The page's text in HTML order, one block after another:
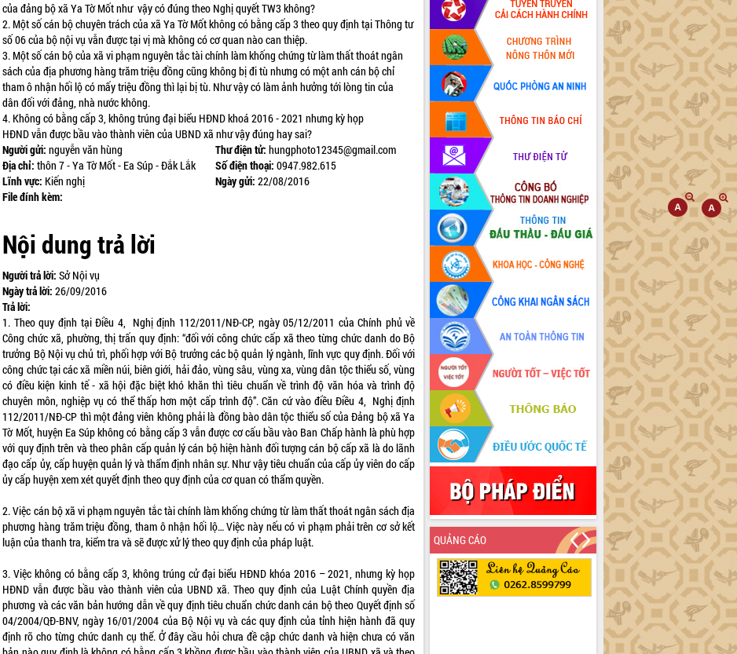
của đảng bộ xã Ya Tờ Mốt như vậy có đúng theo Nghị quyết TW3 không?
2. Một số cán bộ chuyên trách của xã Ya Tờ Mốt không có bằng cấp 3 theo quy định tại Thông tư
số 06 của bộ nội vụ vẫn được tại vị mà không có cơ quan nào can thiệp.
3. Một số cán bộ của xã vi phạm nguyên tắc tài chính làm khống chứng từ làm thất thoát ngân
sách của địa phương hàng trăm triệu đồng cũng không bị đi tù nhưng có một anh cán bộ chỉ
tham ô nhận hối lộ có mấy triệu đồng thì lại bị tù. Như vậy có làm ảnh hưởng tới lòng tin của
dân đối với đảng, nhà nước không.
4. Không có bằng cấp 3, không trúng đại biểu HĐND khoá 2016 - 2021 nhưng kỳ họp
HĐND vẫn được bầu vào thành viên của UBND xã như vậy đúng hay sai?
Người gửi:nguyễn văn hùng Thư điện tử:hungphoto12345@gmail.com
Địa chỉ:thôn 7 - Ya Tờ Mốt - Ea Súp - Đắk Lắk Số điện thoại:0947.982.615
Lĩnh vực: Kiến nghị Ngày gửi:22/08/2016
File đính kèm:
Nội dung trả lời
Người trả lời:Sở Nội vụ
Ngày trả lời:26/09/2016
Trả lời:
1. Theo quy định tại Điều 4, Nghị định 112/2011/NĐ-CP, ngày 05/12/2011 của Chính phủ về
Công chức xã, phường, thị trấn quy định: “đối với công chức cấp xã theo từng chức danh do Bộ
trưởng Bộ Nội vụ chủ trì, phối hợp với Bộ trưởng các bộ quản lý ngành, lĩnh vực quy định. Đối với
công chức tại các xã miền núi, biên giới, hải đảo, vùng sâu, vùng xa, vùng dân tộc thiểu số, vùng
có điều kiện kinh tế - xã hội đặc biệt khó khăn thì tiêu chuẩn về trình độ văn hóa và trình độ
chuyên môn, nghiệp vụ có thể thấp hơn một cấp trình độ”. Căn cứ vào điều Điều 4, Nghị định
112/2011/NĐ-CP thì một đảng viên không phải là đồng bào dân tộc thiểu số của Đảng bộ xã Ya
Tờ Mốt, huyện Ea Súp không có bằng cấp 3 vẫn được cơ cấu bầu vào Ban Chấp hành là phù hợp
với quy định trên và theo phân cấp quản lý cán bộ hiện hành đối tượng cán bộ cấp xã là do lãnh
đạo cấp ủy, cấp huyện quản lý và thẩm định nhân sự. Như vậy tiêu chuẩn của cấp ủy viên do cấp
ủy cấp huyện xem xét quyết định theo quy định của cơ quan có thẩm quyền.
2. Việc cán bộ xã vi phạm nguyên tắc tài chính làm khống chứng từ làm thất thoát ngân sách địa
phương hàng trăm triệu đồng, tham ô nhận hối lộ… Việc này nếu có vi phạm phải trên cơ sở kết
luận của thanh tra, kiểm tra và sẽ được xử lý theo quy định của pháp luật.
3. Việc không có bằng cấp 3, không trúng cử đại biểu HĐND khóa 2016 – 2021, nhưng kỳ họp
HĐND vẫn được bầu vào thành viên của UBND xã. Theo quy định của Luật Chính quyền địa
phương và các văn bản hướng dẫn về quy định tiêu chuẩn chức danh cán bộ theo Quyết định số
04/2004/QĐ-BNV, ngày 16/01/2004 của Bộ Nội vụ và các quy định của tỉnh hiện hành đã quy
định rõ cho từng chức danh cụ thể. Ở đây cầu hỏi chưa đề cập chức danh và hiện chưa có văn
QUẢNG CÁO